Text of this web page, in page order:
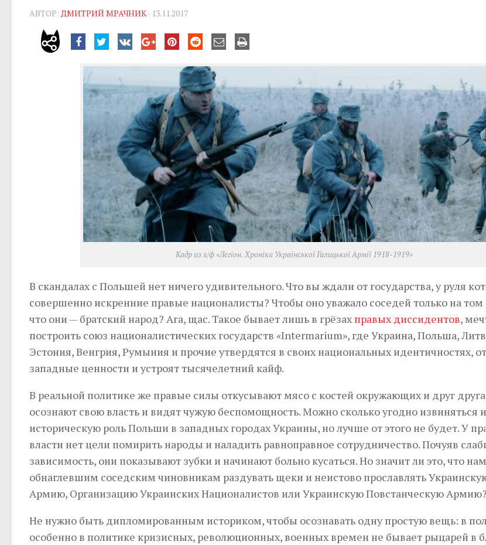
АВТОР: ДМИТРИЙ МРАЧНИК · 13.11.2017
Кадр из х/ф «Легіон. Хроніка Української Галицької Армії 1918-1919»
В скандалах с Польшей нет ничего удивительного. Что вы ждали от государства, у руля
совершенно искренние правые националисты? Чтобы оно уважало соседей только на том
что они — братский народ? Ага, щас. Такое бывает лишь в грёзах правых диссидентов,
построить союз националистических государств «Intermarium», где Украина, Польша,
Эстония, Венгрия, Румыния и прочие утвердятся в своих национальных идентичностях,
западные ценности и устроят тысячелетний кайф.
В реальной политике же правые силы откусывают мясо с костей окружающих и друг
осознают свою власть и видят чужую беспомощность. Можно сколько угодно извиняться
историческую роль Польши в западных городах Украины, но лучше от этого не будет. У
власти нет цели помирить народы и наладить равноправное сотрудничество. Почуяв
зависимость, они показывают зубки и начинают больно кусаться. Но значит ли это, что
обнаглевшим соседским чиновникам раздувать щеки и неистово прославлять
Армию, Организацию Украинских Националистов или Украинскую Повстанческую
Не нужно быть дипломированным историком, чтобы осознавать одну простую вещь: в
особенно в политике кризисных, революционных, военных времен не бывает рыцарей в